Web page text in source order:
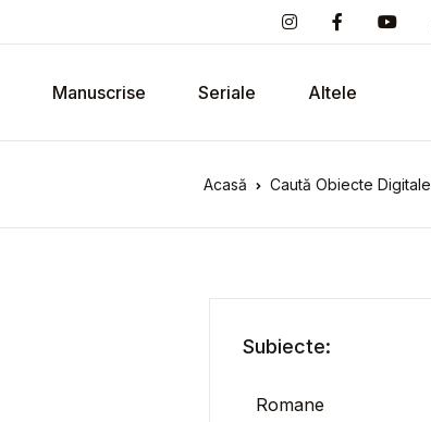
Manuscrise Seriale Altele
Acasă Caută Obiecte Digitale
Subiecte:
Romane